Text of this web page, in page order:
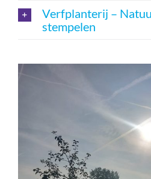
Verfplanterij –
stempelen